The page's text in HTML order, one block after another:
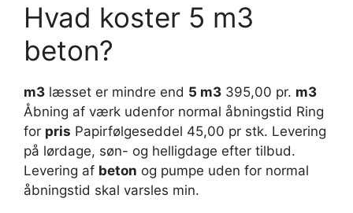
Hvad koster 5 m3
beton?
m3 læsset er mindre end 5 m3 395,00 pr. m3
Åbning af værk udenfor normal åbningstid Ring
for pris Papirfølgeseddel 45,00 pr stk. Levering
på lørdage, søn- og helligdage efter tilbud.
Levering af beton og pumpe uden for normal
åbningstid skal varsles min.